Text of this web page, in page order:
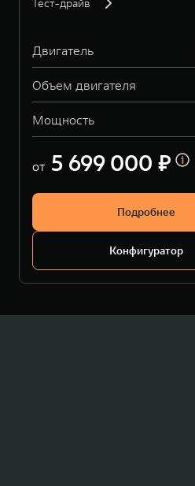
Тест-драйв
Двигатель
Объем двигателя
Мощность
от 5 699 000 ₽
Подробнее
Конфигуратор